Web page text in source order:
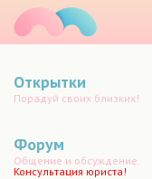
Открытки
Порадуй своих близких!
Форум
Общение и обсуждение.
Консультация юриста!